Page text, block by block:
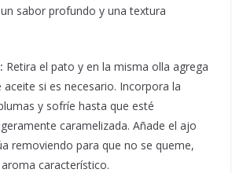
sabor profundo y una textura
Retira el pato y en la misma olla agrega
si es necesario. Incorpora la
y sofríe hasta que esté
caramelizada. Añade el ajo
removiendo para que no se queme,
característico.